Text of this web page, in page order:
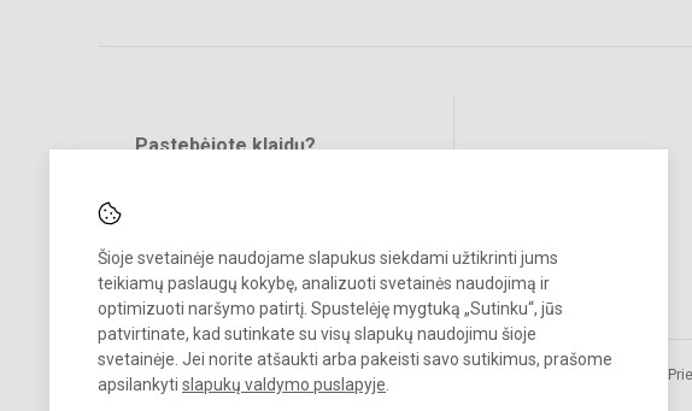
Šioje svetainėje naudojame slapukus siekdami užtikrinti jums
teikiamų paslaugų kokybę, analizuoti svetainės naudojimą ir
optimizuoti naršymo patirtį. Spustelėję mygtuką „Sutinku“, jūs
patvirtinate, kad sutinkate su visų slapukų naudojimu šioje
svetainėje. Jei norite atšaukti arba pakeisti savo sutikimus, prašome
apsilankyti slapukų valdymo puslapyje
Pastebėjote klaidų?
© 2022. Raseinių r. Ariogalos gimnazija. Visos teisės saugomos.
Kopijuoti turinį be raštiško gimnazijos sutikimo griežtai draudžiama.